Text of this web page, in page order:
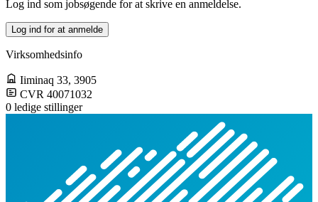
Log ind som jobsøgende for at skrive en anmeldelse.
Log ind for at anmelde
Virksomhedsinfo
Iiminaq 33, 3905
CVR 40071032
0 ledige stillinger